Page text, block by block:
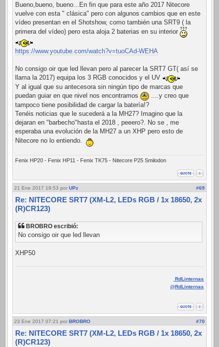
Bueno,bueno, bueno...En fin que para este año 2017 Nitecore
vuelve con esta " clásica" pero con algunos cambios que en este
vídeo presentan en el Shotshow, como también una SRT9 ( la
primera del vídeo) pero esta aloja 2 baterias en su interior
https://www.youtube.com/watch?v=tuoCAd-WEHA
No consigo oir que led llevan pero al parecer la SRT7 GT( así se
llama la 2017) equipa los 3 RGB conocidos y el UV
Y al igual que su antecesora sin ningún tipo de marcas que
puedan guiar en que nivel nos encontramos
....y creo que
tampoco tiene posibilidad de cargar la batería!?
Tenéis noticias que le sucederá a la MH27? Imagino que la
dejaran en "barbecho"hasta el 2018 , peeero?. No se , me
esperaba una evolución de la MH27 a un XHP pero esto de
Nitecore no lo entiendo.
Fenix HP20 - Fenix HP11 - Fenix TK75 - Nitecore P25 Smilodon
21 Ene 2017 19:53 por UPz #69
Re: NITECORE SRT7 (XM-L2, LEDs RGB / 1x 18650, 2x
(R)CR123)
BROBRO escribió:
No consigo oir que led llevan
XHP50
RdLinternas
@RdLinternas
23 Ene 2017 07:21 por BROBRO #70
Re: NITECORE SRT7 (XM-L2, LEDs RGB / 1x 18650, 2x
(R)CR123)